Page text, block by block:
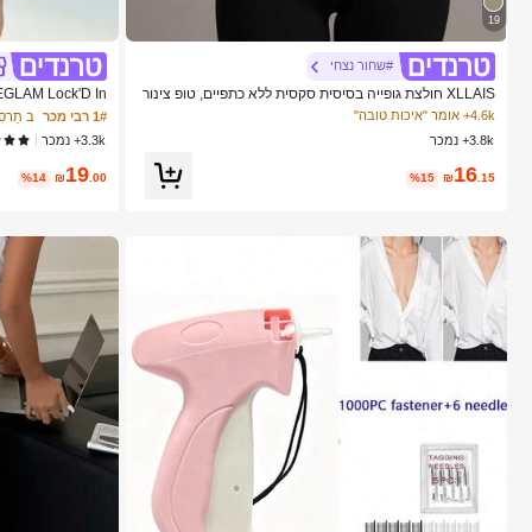
19
#שחור נצחי
XLLAIS חולצת גופייה בסיסית סקסית ללא כתפיים, טופ צינור
גמיש צמוד בצבע אחיד אופנתי, מתאימה לנשים לכל העונות,
4.6k+ אומר "איכות טובה"
3.8k+ נמכר
₪16.15
%15
ה איפור לנשים
1# רבי מכר
ב
3.3k+ נמכר
₪19.00
%14